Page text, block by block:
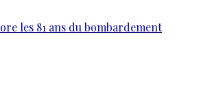
les 81 ans du bombardement